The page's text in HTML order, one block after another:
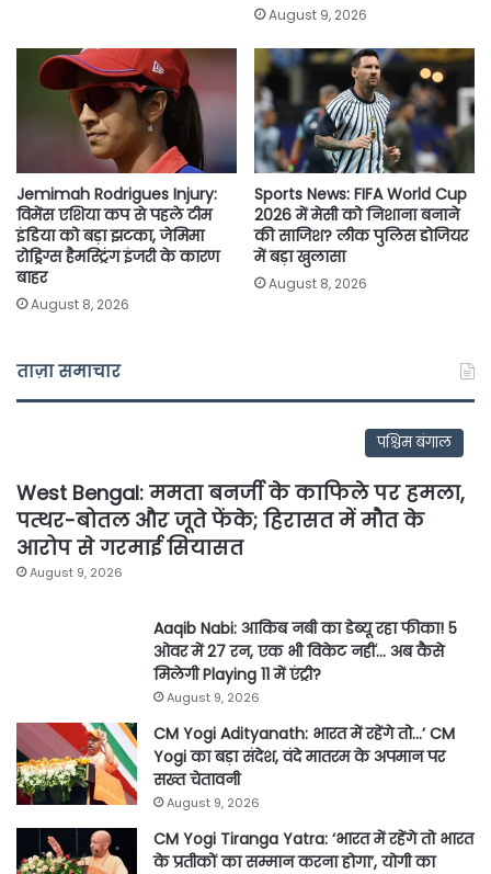
August 9, 2026
Jemimah Rodrigues Injury:
विमेंस एशिया कप से पहले टीम
इंडिया को बड़ा झटका, जेमिमा
रोड्रिग्स हैमस्ट्रिंग इंजरी के कारण
बाहर
August 8, 2026
Sports News: FIFA World Cup
2026 में मेसी को निशाना बनाने
की साजिश? लीक पुलिस डोजियर
में बड़ा खुलासा
August 8, 2026
ताज़ा समाचार
पश्चिम बंगाल
West Bengal: ममता बनर्जी के काफिले पर हमला,
पत्थर-बोतल और जूते फेंके; हिरासत में मौत के
आरोप से गरमाई सियासत
August 9, 2026
Aaqib Nabi: आकिब नबी का डेब्यू रहा फीका! 5
ओवर में 27 रन, एक भी विकेट नहीं… अब कैसे
मिलेगी Playing 11 में एंट्री?
August 9, 2026
CM Yogi Adityanath: भारत में रहेंगे तो…’ CM
Yogi का बड़ा संदेश, वंदे मातरम के अपमान पर
सख्त चेतावनी
August 9, 2026
CM Yogi Tiranga Yatra: ‘भारत में रहेंगे तो भारत
के प्रतीकों का सम्मान करना होगा’, योगी का